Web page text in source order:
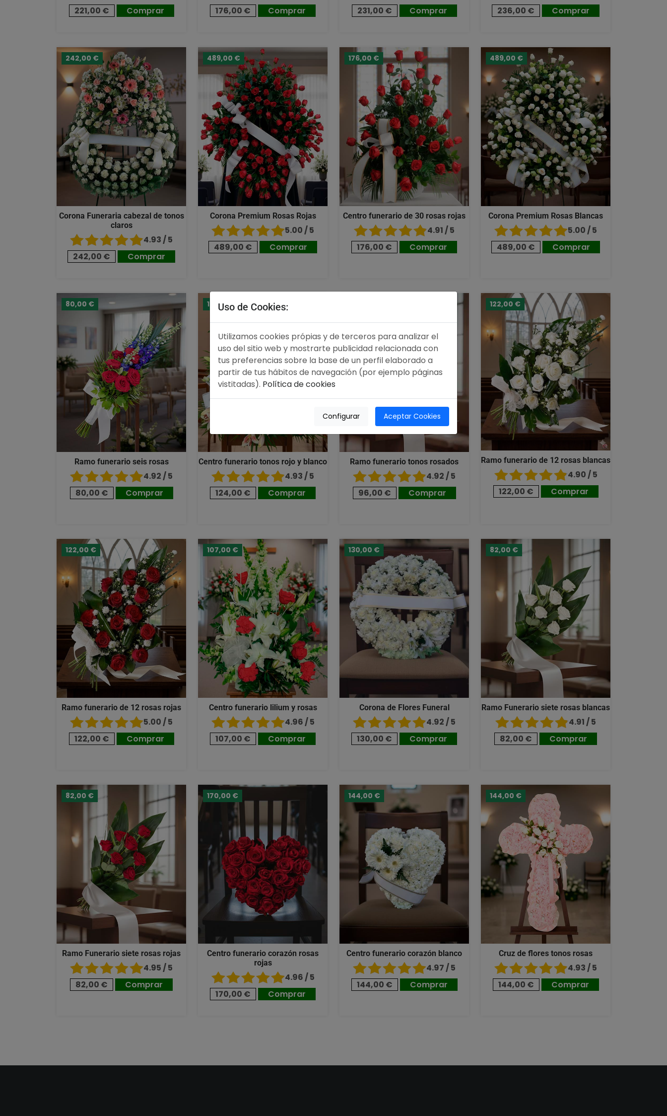
221,00 €
Comprar
176,00 €
Comprar
231,00 €
Comprar
236,00 €
Comprar
242,00 €
Corona Funeraria cabezal de tonos
claros
4.93 / 5
242,00 €
Comprar
489,00 €
Corona Premium Rosas Rojas
5.00 / 5
489,00 €
Comprar
176,00 €
Centro funerario de 30 rosas rojas
4.91 / 5
176,00 €
Comprar
489,00 €
Corona Premium Rosas Blancas
5.00 / 5
489,00 €
Comprar
80,00 €
Ramo funerario seis rosas
4.92 / 5
80,00 €
Comprar
124,00 €
Centro funerario tonos rojo y blanco
4.93 / 5
124,00 €
Comprar
Ramo funerario tonos rosados
4.92 / 5
96,00 €
Comprar
122,00 €
Ramo funerario de 12 rosas blancas
4.90 / 5
122,00 €
Comprar
122,00 €
Ramo funerario de 12 rosas rojas
5.00 / 5
122,00 €
Comprar
107,00 €
Centro funerario lilium y rosas
4.96 / 5
107,00 €
Comprar
130,00 €
Corona de Flores Funeral
4.92 / 5
130,00 €
Comprar
82,00 €
Ramo Funerario siete rosas blancas
4.91 / 5
82,00 €
Comprar
82,00 €
Ramo Funerario siete rosas rojas
4.95 / 5
82,00 €
Comprar
170,00 €
Centro funerario corazón rosas
rojas
4.96 / 5
170,00 €
Comprar
144,00 €
Centro funerario corazón blanco
4.97 / 5
144,00 €
Comprar
144,00 €
Cruz de flores tonos rosas
4.93 / 5
144,00 €
Comprar
Uso de Cookies:
Utilizamos cookies própias y de terceros para analizar el
uso del sitio web y mostrarte publicidad relacionada con
tus preferencias sobre la base de un perfil elaborado a
partir de tus hábitos de navegación (por ejemplo páginas
vistitadas). Política de cookies
Configurar Aceptar Cookies